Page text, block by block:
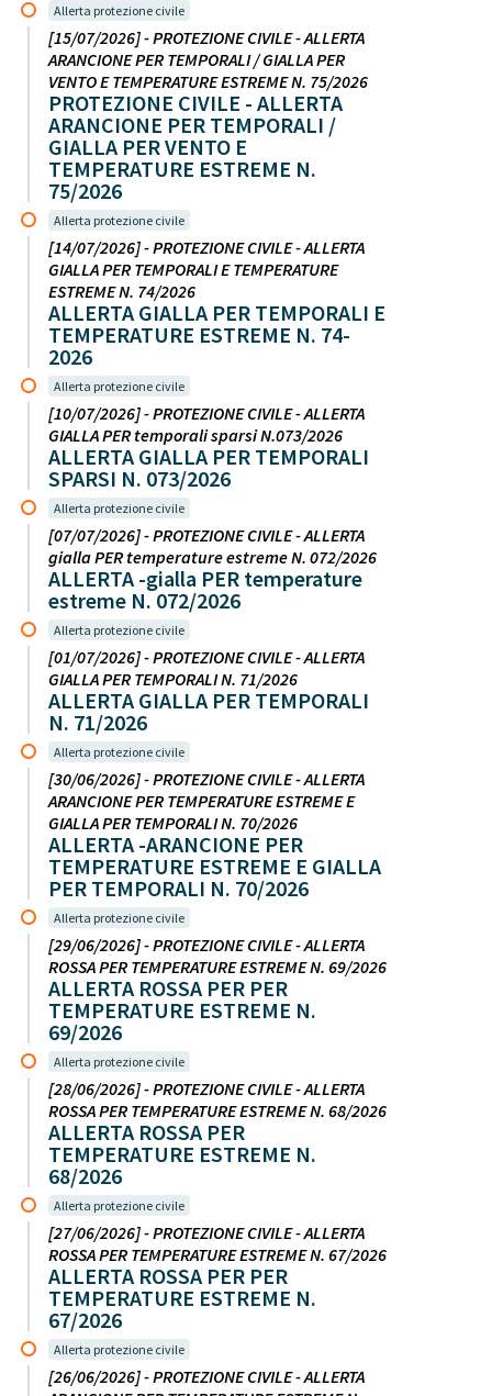
Allerta protezione civile
[15/07/2026] - PROTEZIONE CIVILE - ALLERTA
ARANCIONE PER TEMPORALI / GIALLA PER
VENTO E TEMPERATURE ESTREME N. 75/2026
PROTEZIONE CIVILE - ALLERTA
ARANCIONE PER TEMPORALI /
GIALLA PER VENTO E
TEMPERATURE ESTREME N.
75/2026
Allerta protezione civile
[14/07/2026] - PROTEZIONE CIVILE - ALLERTA
GIALLA PER TEMPORALI E TEMPERATURE
ESTREME N. 74/2026
ALLERTA GIALLA PER TEMPORALI E
TEMPERATURE ESTREME N. 74-
2026
Allerta protezione civile
[10/07/2026] - PROTEZIONE CIVILE - ALLERTA
GIALLA PER temporali sparsi N.073/2026
ALLERTA GIALLA PER TEMPORALI
SPARSI N. 073/2026
Allerta protezione civile
[07/07/2026] - PROTEZIONE CIVILE - ALLERTA
gialla PER temperature estreme N. 072/2026
ALLERTA -gialla PER temperature
estreme N. 072/2026
Allerta protezione civile
[01/07/2026] - PROTEZIONE CIVILE - ALLERTA
GIALLA PER TEMPORALI N. 71/2026
ALLERTA GIALLA PER TEMPORALI
N. 71/2026
Allerta protezione civile
[30/06/2026] - PROTEZIONE CIVILE - ALLERTA
ARANCIONE PER TEMPERATURE ESTREME E
GIALLA PER TEMPORALI N. 70/2026
ALLERTA -ARANCIONE PER
TEMPERATURE ESTREME E GIALLA
PER TEMPORALI N. 70/2026
Allerta protezione civile
[29/06/2026] - PROTEZIONE CIVILE - ALLERTA
ROSSA PER TEMPERATURE ESTREME N. 69/2026
ALLERTA ROSSA PER PER
TEMPERATURE ESTREME N.
69/2026
Allerta protezione civile
[28/06/2026] - PROTEZIONE CIVILE - ALLERTA
ROSSA PER TEMPERATURE ESTREME N. 68/2026
ALLERTA ROSSA PER
TEMPERATURE ESTREME N.
68/2026
Allerta protezione civile
[27/06/2026] - PROTEZIONE CIVILE - ALLERTA
ROSSA PER TEMPERATURE ESTREME N. 67/2026
ALLERTA ROSSA PER PER
TEMPERATURE ESTREME N.
67/2026
Allerta protezione civile
[26/06/2026] - PROTEZIONE CIVILE - ALLERTA